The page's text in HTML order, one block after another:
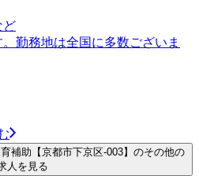
ど
勤務地は全国に多数ございま
補助【京都市下京区-003】のその他の
人を見る